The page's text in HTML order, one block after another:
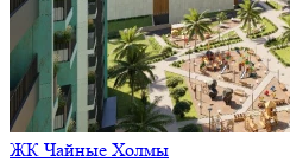
ЖК Чайные Холмы